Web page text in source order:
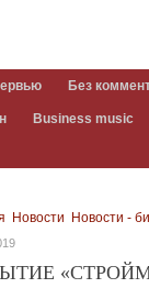
Без
Business music
Новости Новости -